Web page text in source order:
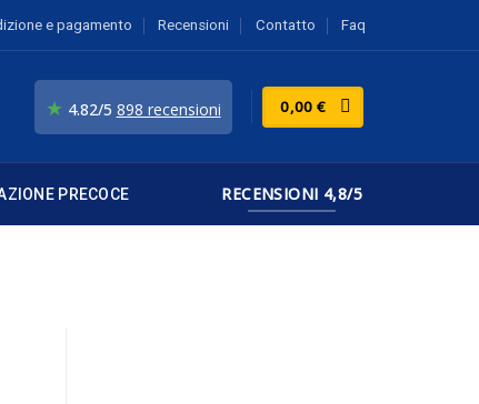
e pagamento Recensioni Contatto Faq
★ 4.82/5 898 recensioni 0,00€
PRECOCE RECENSIONI 4,8/5